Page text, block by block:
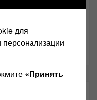
для
«Принять